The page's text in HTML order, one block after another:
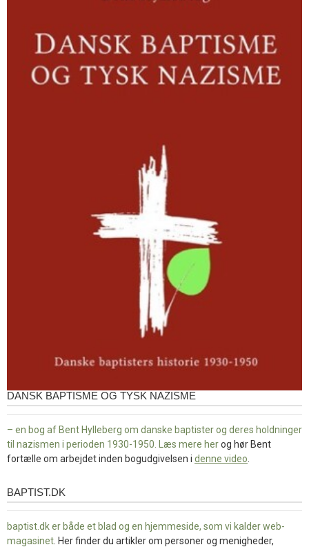
DANSK BAPTISME OG TYSK NAZISME
– en bog af Bent Hylleberg om danske baptister og deres holdninger
til nazismen i perioden 1930-1950. Læs mere herog hør Bent
fortælle om arbejdet inden bogudgivelsen i denne video
baptist.dk
BAPTIST.DK
baptist.dk er både et blad og en hjemmeside, som vi kalder web-
magasinet . Her finder du artikler om personer og menigheder,